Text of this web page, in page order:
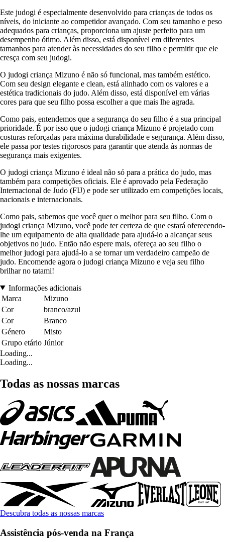
Este judogi é especialmente desenvolvido para crianças de todos os
níveis, do iniciante ao competidor avançado. Com seu tamanho e peso
adequados para crianças, proporciona um ajuste perfeito para um
desempenho ótimo. Além disso, está disponível em diferentes
tamanhos para atender às necessidades do seu filho e permitir que ele
cresça com seu judogi.
O judogi criança Mizuno é não só funcional, mas também estético.
Com seu design elegante e clean, está alinhado com os valores e a
estética tradicionais do judo. Além disso, está disponível em várias
cores para que seu filho possa escolher a que mais lhe agrada.
Como pais, entendemos que a segurança do seu filho é a sua principal
prioridade. É por isso que o judogi criança Mizuno é projetado com
costuras reforçadas para máxima durabilidade e segurança. Além disso,
ele passa por testes rigorosos para garantir que atenda às normas de
segurança mais exigentes.
O judogi criança Mizuno é ideal não só para a prática do judo, mas
também para competições oficiais. Ele é aprovado pela Federação
Internacional de Judo (FIJ) e pode ser utilizado em competições locais,
nacionais e internacionais.
Como pais, sabemos que você quer o melhor para seu filho. Com o
judogi criança Mizuno, você pode ter certeza de que estará oferecendo-
lhe um equipamento de alta qualidade para ajudá-lo a alcançar seus
objetivos no judo. Então não espere mais, ofereça ao seu filho o
melhor judogi para ajudá-lo a se tornar um verdadeiro campeão de
judo. Encomende agora o judogi criança Mizuno e veja seu filho
brilhar no tatami!
Informações adicionais
Marca
Mizuno
Cor
branco/azul
Cor
Branco
Género
Misto
Grupo etário Júnior
Loading...
Loading...
Todas as nossas marcas
Descubra todas as nossas marcas
Assistência pós-venda na França